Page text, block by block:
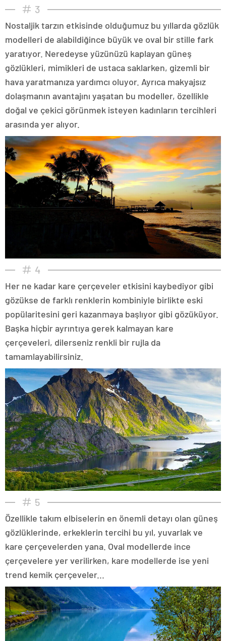
3
Nostaljik tarzın etkisinde olduğumuz bu yıllarda gözlük
modelleri de alabildiğince büyük ve oval bir stille fark
yaratıyor. Neredeyse yüzünüzü kaplayan güneş
gözlükleri, mimikleri de ustaca saklarken, gizemli bir
hava yaratmanıza yardımcı oluyor. Ayrıca makyajsız
dolaşmanın avantajını yaşatan bu modeller, özellikle
doğal ve çekici görünmek isteyen kadınların tercihleri
arasında yer alıyor.
4
Her ne kadar kare çerçeveler etkisini kaybediyor gibi
gözükse de farklı renklerin kombiniyle birlikte eski
popülaritesini geri kazanmaya başlıyor gibi gözüküyor.
Başka hiçbir ayrıntıya gerek kalmayan kare
çerçeveleri, dilerseniz renkli bir rujla da
tamamlayabilirsiniz.
5
Özellikle takım elbiselerin en önemli detayı olan güneş
gözlüklerinde, erkeklerin tercihi bu yıl, yuvarlak ve
kare çerçevelerden yana. Oval modellerde ince
çerçevelere yer verilirken, kare modellerde ise yeni
trend kemik çerçeveler...